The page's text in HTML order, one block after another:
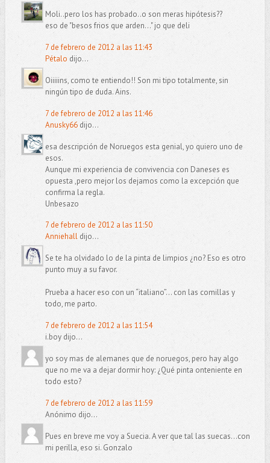
Moli..pero los has probado..o son meras hipótesis??
eso de "besos frios que arden..." jo que deli
7 de febrero de 2012 a las 11:43
Pétalo dijo...
Oiiiiins, como te entiendo!! Son mi tipo totalmente, sin
ningún tipo de duda. Ains.
7 de febrero de 2012 a las 11:46
Anusky66dijo...
esa descripción de Noruegos esta genial, yo quiero uno de
esos.
Aunque mi experiencia de convivencia con Daneses es
opuesta ,pero mejor los dejamos como la excepción que
confirma la regla.
Unbesazo
7 de febrero de 2012 a las 11:50
Anniehalldijo...
Se te ha olvidado lo de la pinta de limpios ¿no? Eso es otro
punto muy a su favor.
Prueba a hacer eso con un “italiano”… con las comillas y
todo, me parto.
7 de febrero de 2012 a las 11:54
i.boy dijo...
yo soy mas de alemanes que de noruegos, pero hay algo
que no me va a dejar dormir hoy: ¿Qué pinta onteniente en
todo esto?
7 de febrero de 2012 a las 11:59
Anónimo dijo...
Pues en breve me voy a Suecia. A ver que tal las suecas...con
mi perilla, eso si. Gonzalo